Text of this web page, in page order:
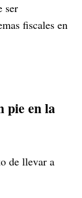
ser
fiscales en
pie en la
de llevar a